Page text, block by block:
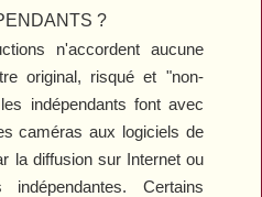
?
n'accordent aucune
original, risqué et "non-
indépendants font avec
caméras aux logiciels de
la diffusion sur Internet ou
Certains